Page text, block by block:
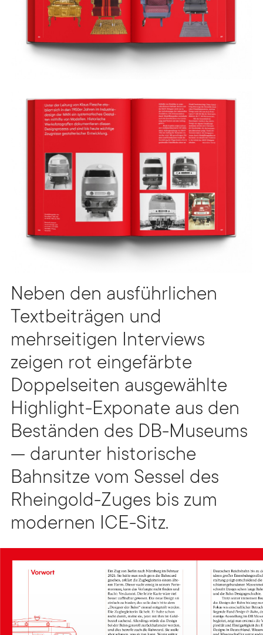
Neben den ausführlichen
Textbeiträgen und
mehrseitigen Interviews
zeigen rot eingefärbte
Doppelseiten ausgewählte
Highlight-Exponate aus den
Beständen des DB-Museums
— darunter historische
Bahnsitze vom Sessel des
Rheingold-Zuges bis zum
modernen ICE-Sitz.